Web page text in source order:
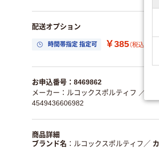
配送オプション
時間帯指定 指定可 ￥385（税込）
お申込番号：8469862
メーカー：ルコックスポルティフ ／型
4549436606982
商品詳細
ブランド名
ルコックスポルティフ ／